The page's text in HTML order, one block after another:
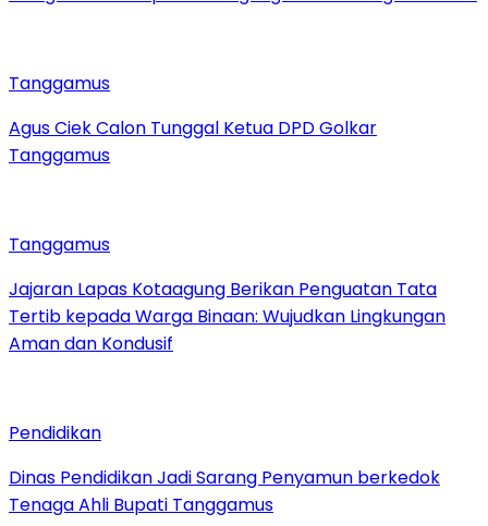
Tanggamus
Agus Ciek Calon Tunggal Ketua DPD Golkar
Tanggamus
Tanggamus
Jajaran Lapas Kotaagung Berikan Penguatan Tata
Tertib kepada Warga Binaan: Wujudkan Lingkungan
Aman dan Kondusif
Pendidikan
Dinas Pendidikan Jadi Sarang Penyamun berkedok
Tenaga Ahli Bupati Tanggamus